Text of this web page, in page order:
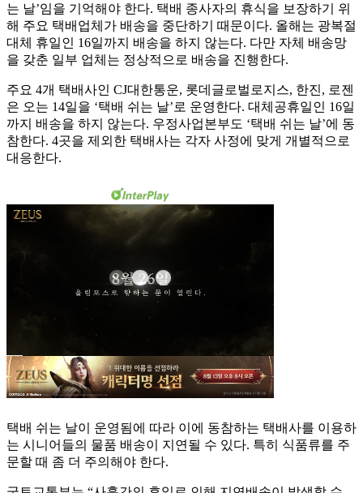
는 날’임을 기억해야 한다. 택배 종사자의 휴식을 보장하기 위
해 주요 택배업체가 배송을 중단하기 때문이다. 올해는 광복절
대체 휴일인 16일까지 배송을 하지 않는다. 다만 자체 배송망
을 갖춘 일부 업체는 정상적으로 배송을 진행한다.
주요 4개 택배사인 CJ대한통운, 롯데글로벌로지스, 한진, 로젠
은 오는 14일을 ‘택배 쉬는 날’로 운영한다. 대체공휴일인 16일
까지 배송을 하지 않는다. 우정사업본부도 ‘택배 쉬는 날’에 동
참한다. 4곳을 제외한 택배사는 각자 사정에 맞게 개별적으로
대응한다.
택배 쉬는 날이 운영됨에 따라 이에 동참하는 택배사를 이용하
는 시니어들의 물품 배송이 지연될 수 있다. 특히 식품류를 주
문할 때 좀 더 주의해야 한다.